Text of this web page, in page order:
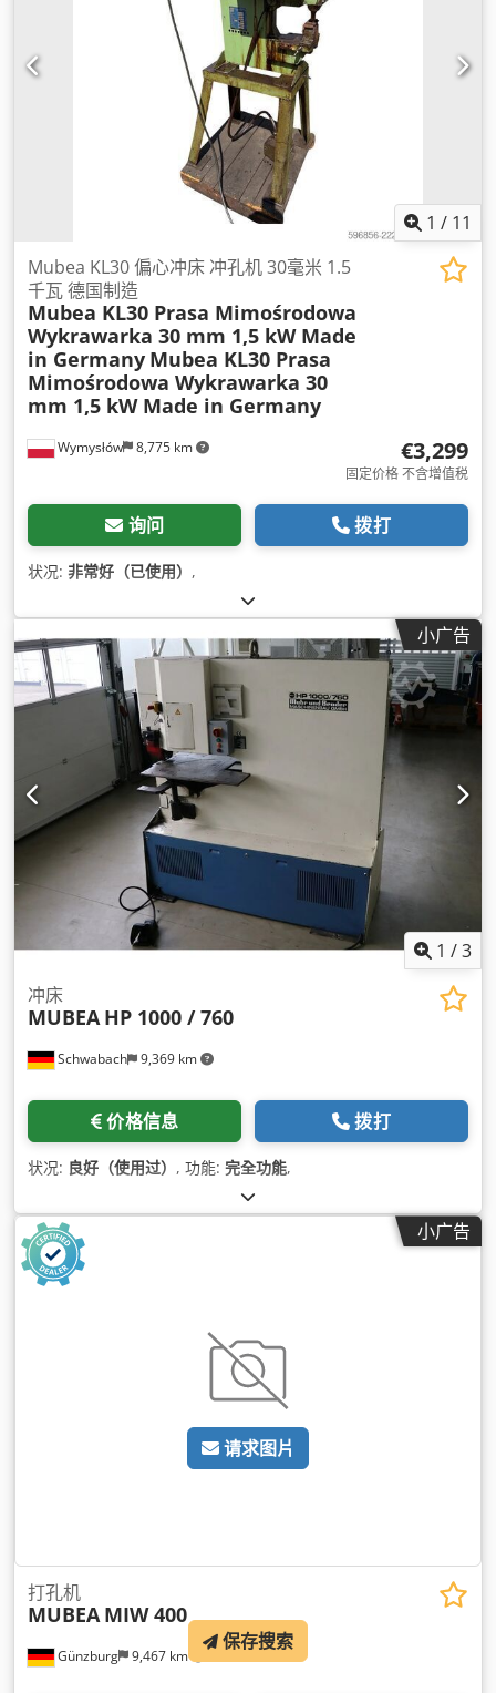
1 / 11
Wymysłów 8,775 km
Mubea KL30 偏心冲床 冲孔机 30毫米 1.5
千瓦 德国制造
Mubea KL30 Prasa Mimośrodowa
Wykrawarka 30 mm 1,5 kW Made
in Germany Mubea KL30 Prasa
Mimośrodowa Wykrawarka 30
mm 1,5 kW Made in Germany
€3,299
固定价格 不含增值税
询问 拨打
状况: 非常好（已使用） ,
小广告
1 /3
Schwabach 9,369 km
冲床
MUBEA HP 1000 / 760
价格信息 拨打
状况: 良好（使用过） , 功能: 完全功能,
小广告
请求图片
Günzburg 9,467 km
打孔机
MUBEA MIW 400
保存搜索